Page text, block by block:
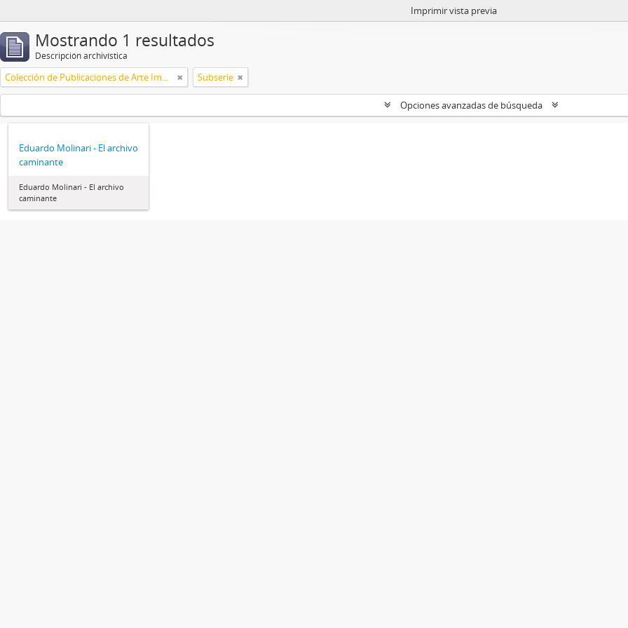
Imprimir vista previa
Mostrando 1 resultados
Descripción archivística
Colección de Publicaciones de Arte Impreso Subserie
Opciones avanzadas de búsqueda
Eduardo Molinari - El archivo
caminante
Eduardo Molinari - El archivo
caminante